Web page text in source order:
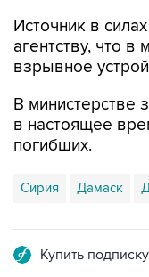
Источник в
агентству, что в
взрывное
В министерстве
в настоящее
погибших.
Сирия Дамаск
Купить